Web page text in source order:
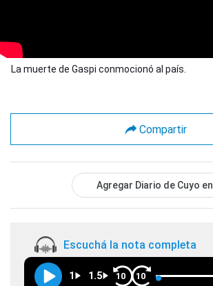
La muerte de Gaspi conmocionó al país.
Compartir
Agregar Diario de Cuyo en
Escuchá la nota completa
1 1.5 10 10